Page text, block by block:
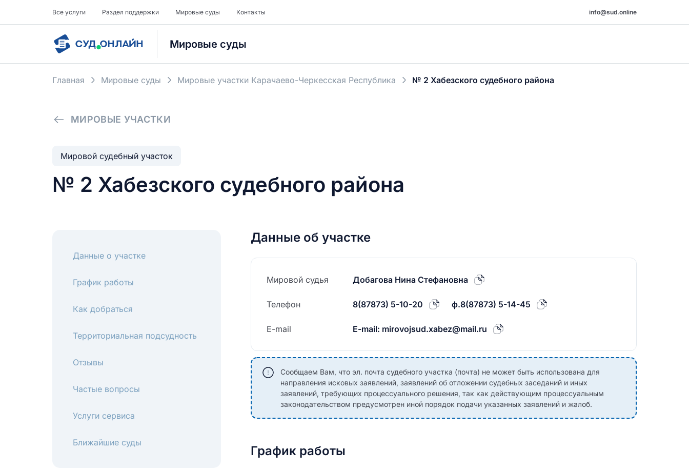
Все услуги Раздел поддержки Мировые суды Контакты info@sud.online
Мировые суды
Главная Мировые суды Мировые участки Карачаево-Черкесская Республика № 2 Хабезского судебного района
МИРОВЫЕ УЧАСТКИ
Мировой судебный участок
№ 2 Хабезского судебного района
Данные о участке
График работы
Как добраться
Территориальная подсудность
Отзывы
Частые вопросы
Услуги сервиса
Ближайшие суды
Данные об участке
Мировой судья Добагова Нина Стефановна
Телефон 8(87873) 5-10-20 ф.8(87873) 5-14-45
E-mail E-mail: mirovojsud.xabez@mail.ru
Сообщаем Вам, что эл. почта судебного участка (почта) не может быть использована для
направления исковых заявлений, заявлений об отложении судебных заседаний и иных
заявлений, требующих процессуального решения, так как действующим процессуальным
законодательством предусмотрен иной порядок подачи указанных заявлений и жалоб.
График работы